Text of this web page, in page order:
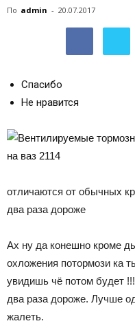
По admin - 20.07.2017
Спасибо
Не нравится
отличаются от обычных
два раза дороже
Ах ну да конешно кроме
охложения потормози ка
увидишь чё потом будет
два раза дороже. Лучше
жалеть.